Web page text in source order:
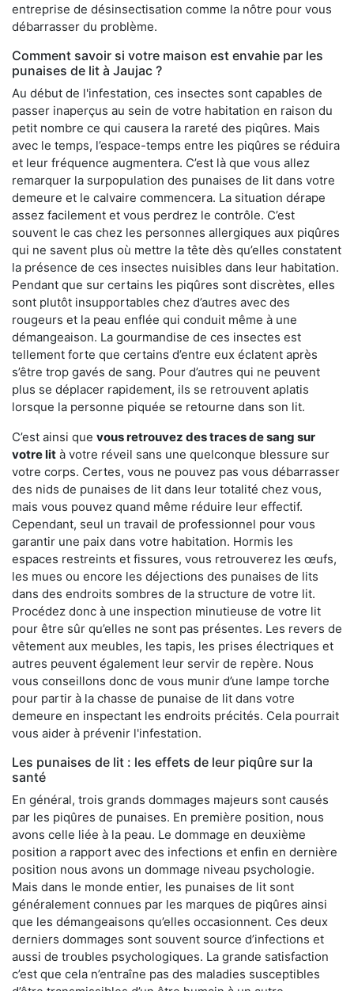
entreprise de désinsectisation comme la nôtre pour vous
débarrasser du problème.
Comment savoir si votre maison est envahie par les
punaises de lit à Jaujac ?
Au début de l'infestation, ces insectes sont capables de
passer inaperçus au sein de votre habitation en raison du
petit nombre ce qui causera la rareté des piqûres. Mais
avec le temps, l’espace-temps entre les piqûres se réduira
et leur fréquence augmentera. C’est là que vous allez
remarquer la surpopulation des punaises de lit dans votre
demeure et le calvaire commencera. La situation dérape
assez facilement et vous perdrez le contrôle. C’est
souvent le cas chez les personnes allergiques aux piqûres
qui ne savent plus où mettre la tête dès qu’elles constatent
la présence de ces insectes nuisibles dans leur habitation.
Pendant que sur certains les piqûres sont discrètes, elles
sont plutôt insupportables chez d’autres avec des
rougeurs et la peau enflée qui conduit même à une
démangeaison. La gourmandise de ces insectes est
tellement forte que certains d’entre eux éclatent après
s’être trop gavés de sang. Pour d’autres qui ne peuvent
plus se déplacer rapidement, ils se retrouvent aplatis
lorsque la personne piquée se retourne dans son lit.
C’est ainsi que vous retrouvez des traces de sang sur
votre lit à votre réveil sans une quelconque blessure sur
votre corps. Certes, vous ne pouvez pas vous débarrasser
des nids de punaises de lit dans leur totalité chez vous,
mais vous pouvez quand même réduire leur effectif.
Cependant, seul un travail de professionnel pour vous
garantir une paix dans votre habitation. Hormis les
espaces restreints et fissures, vous retrouverez les œufs,
les mues ou encore les déjections des punaises de lits
dans des endroits sombres de la structure de votre lit.
Procédez donc à une inspection minutieuse de votre lit
pour être sûr qu’elles ne sont pas présentes. Les revers de
vêtement aux meubles, les tapis, les prises électriques et
autres peuvent également leur servir de repère. Nous
vous conseillons donc de vous munir d’une lampe torche
pour partir à la chasse de punaise de lit dans votre
demeure en inspectant les endroits précités. Cela pourrait
vous aider à prévenir l'infestation.
Les punaises de lit : les effets de leur piqûre sur la
santé
En général, trois grands dommages majeurs sont causés
par les piqûres de punaises. En première position, nous
avons celle liée à la peau. Le dommage en deuxième
position a rapport avec des infections et enfin en dernière
position nous avons un dommage niveau psychologie.
Mais dans le monde entier, les punaises de lit sont
généralement connues par les marques de piqûres ainsi
que les démangeaisons qu’elles occasionnent. Ces deux
derniers dommages sont souvent source d’infections et
aussi de troubles psychologiques. La grande satisfaction
c’est que cela n’entraîne pas des maladies susceptibles